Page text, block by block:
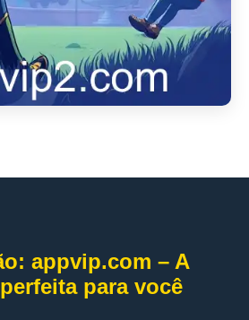
appvip.com – A
para você